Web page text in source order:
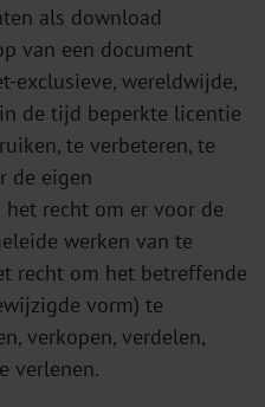
als download
van een document
exclusieve, wereldwijde,
de tijd beperkte licentie
te verbeteren, te
de eigen
recht om er voor de
werken van te
recht om het betreffende
vorm) te
verkopen, verdelen,
verlenen.